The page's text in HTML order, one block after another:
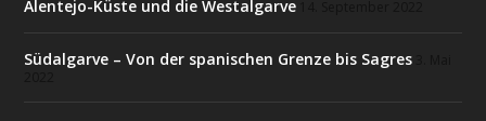
Alentejo-Küste und die Westalgarve
Südalgarve – Von der spanischen Grenze bis Sagres